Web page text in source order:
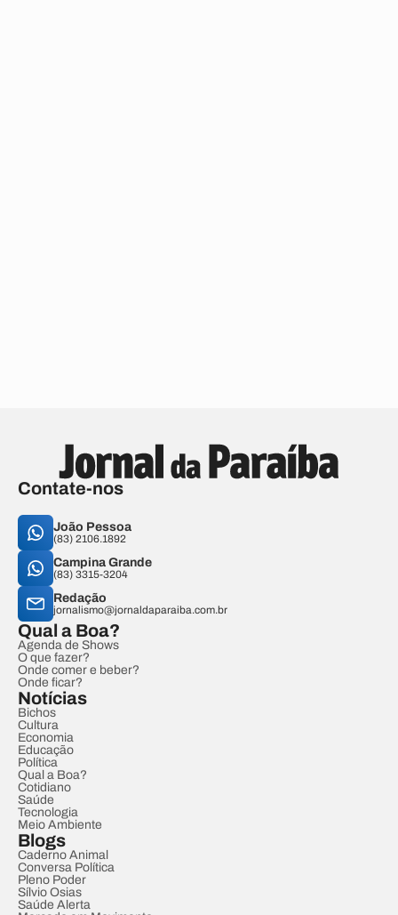
Contate-nos
João Pessoa
(83) 2106.1892
Campina Grande
(83) 3315-3204
Redação
jornalismo@jornaldaparaiba.com.br
Qual a Boa?
Agenda de Shows
O que fazer?
Onde comer e beber?
Onde ficar?
Notícias
Bichos
Cultura
Economia
Educação
Política
Qual a Boa?
Cotidiano
Saúde
Tecnologia
Meio Ambiente
Blogs
Caderno Animal
Conversa Política
Pleno Poder
Sílvio Osias
Saúde Alerta